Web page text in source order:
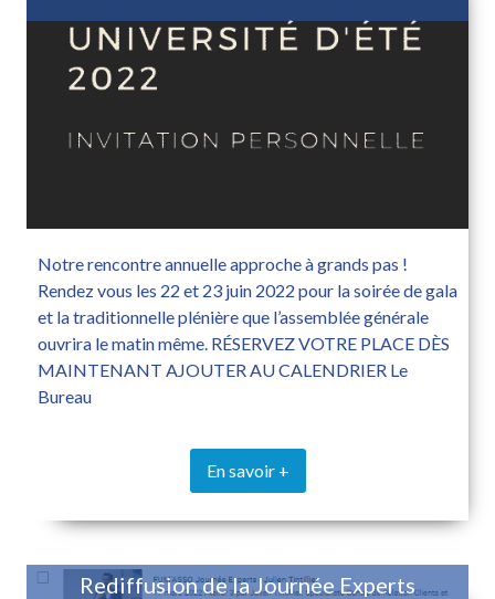
Notre rencontre annuelle approche à grands pas !
Rendez vous les 22 et 23 juin 2022 pour la soirée de gala
et la traditionnelle plénière que l’assemblée générale
ouvrira le matin même. RÉSERVEZ VOTRE PLACE DÈS
MAINTENANT AJOUTER AU CALENDRIER Le
Bureau
En savoir +
Rediffusion de la Journée Experts